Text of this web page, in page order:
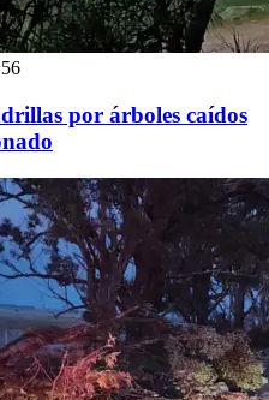
por árboles caídos